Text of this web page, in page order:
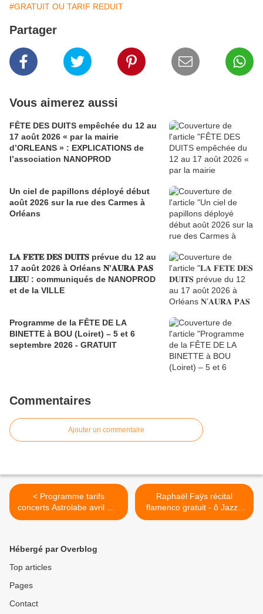
#GRATUIT OU TARIF REDUIT
Partager
Vous aimerez aussi
FÊTE DES DUITS empêchée du 12 au
17 août 2026 « par la mairie
d’ORLEANS » : EXPLICATIONS de
l’association NANOPROD
Un ciel de papillons déployé début
août 2026 sur la rue des Carmes à
Orléans
𝐋𝐀 𝐅𝐄𝐓𝐄 𝐃𝐄𝐒 𝐃𝐔𝐈𝐓𝐒 prévue du 12 au
17 août 2026 à Orléans 𝐍’𝐀𝐔𝐑𝐀 𝐏𝐀𝐒
𝐋𝐈𝐄𝐔 : communiqués de NANOPROD
et de la VILLE
Programme de la FÊTE DE LA
BINETTE à BOU (Loiret) – 5 et 6
septembre 2026 - GRATUIT
Commentaires
Ajouter un commentaire
< Programme tarifs
concerts Astrolabe avril mai
juin
Raphaël Faÿs récital
flamenco gratuit - ô Jazz -
forum fnac >
Hébergé par Overblog
Top articles
Pages
Contact